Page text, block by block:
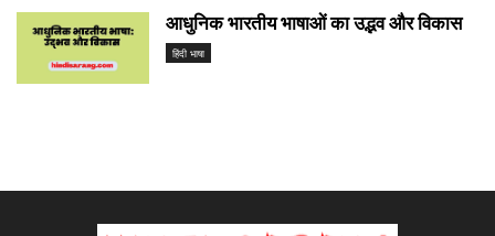
आधुनिक भारतीय भाषाओं का उद्भव और विकास
हिंदी भाषा